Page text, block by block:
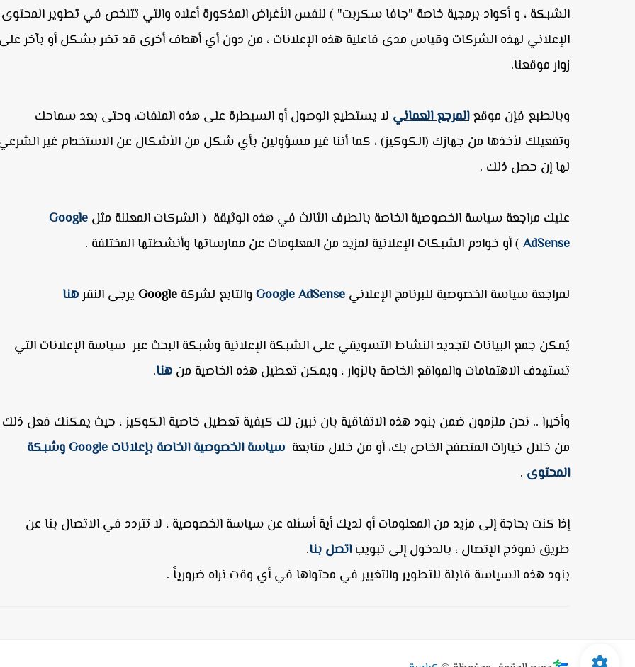
الشبكة ، و أكواد برمجية خاصة "جافا سكربت" ) لنفس الأغراض المذكورة أعلاه والتي تتلخص في تطوير المحتوى
الإعلاني لهذه الشركات وقياس مدى فاعلية هذه الإعلانات ، من دون أي أهداف أخرى قد تضر بشكل أو بآخر على
زوار موقعنا.
وبالطبع فإن موقعالمرجع العماني لا يستطيع الوصول أو السيطرة على هذه الملفات، وحتى بعد سماحك
وتفعيلك لأخذها من جهازك (الكوكيز) ، كما أننا غير مسؤولين بأي شكل من الأشكال عن الاستخدام غير
لها إن حصل ذلك .
عليك مراجعة سياسة الخصوصية الخاصة بالطرف الثالث في هذه الوثيقة ( الشركات المعلنة مثل Google
AdSense) أو خوادم الشبكات الإعلانية لمزيد من المعلومات عن ممارساتها وأنشطتها المختلفة .
لمراجعة سياسة الخصوصية للبرنامج الإعلاني Google AdSense والتابع لشركة Google يرجى النقرهنا
يُمكن جمع البيانات لتجديد النشاط التسويقي على الشبكة الإعلانية وشبكة البحث عبر سياسة الإعلانات التي
تستهدف الاهتمامات والمواقع الخاصة بالزوار ، ويمكن تعطيل هذه الخاصية من هنا.
وأخيرا .. نحن ملزمون ضمن بنود هذه الاتفاقية بان نبين لك كيفية تعطيل خاصية الكوكيز ، حيث يمكنك فعل ذلك
من خلال خيارات المتصفح الخاص بك، أو من خلال متابعة
سياسة الخصوصية الخاصة بإعلانات Google وشبكة
المحتوى .
إذا كنت بحاجة إلى مزيد من المعلومات أو لديك أية أسئله عن سياسة الخصوصية ، لا تتردد في الاتصال بنا عن
طريق نموذج الإتصال ، بالدخول إلى تبويباتصل بنا.
بنود هذه السياسة قابلة للتطوير والتغيير في محتواها في أي وقت نراه ضرورياً .